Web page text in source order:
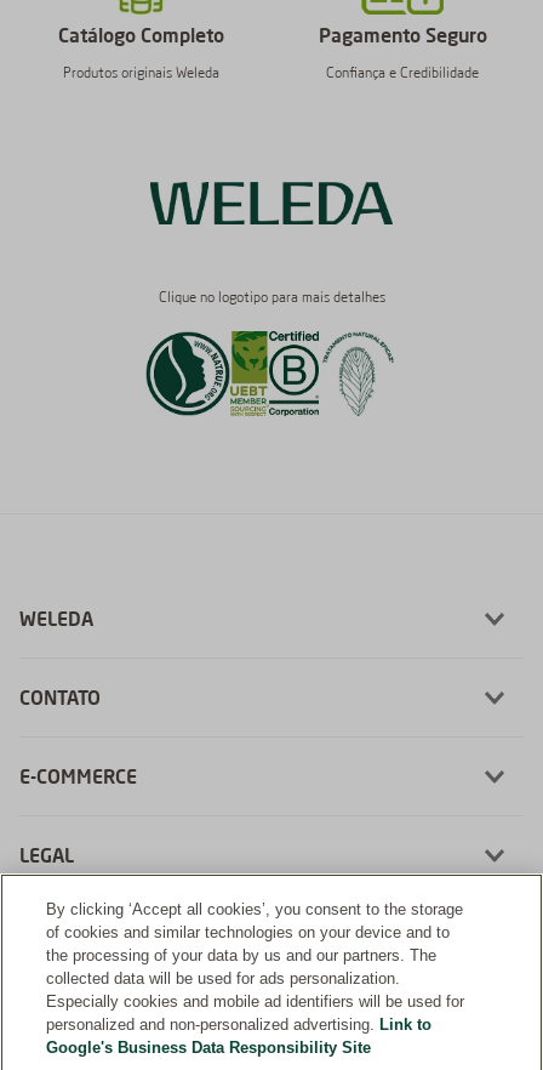
Catálogo Completo
Produtos originais Weleda
Pagamento Seguro
Confiança e Credibilidade
Clique no logotipo para mais detalhes
WELEDA
CONTATO
E-COMMERCE
LEGAL
Desenvolvimento:
By clicking ‘Accept all cookies’, you consent to the storage
of cookies and similar technologies on your device and to
the processing of your data by us and our partners. The
collected data will be used for ads personalization.
Especially cookies and mobile ad identifiers will be used for
personalized and non-personalized advertising. Link to
Google's Business Data Responsibility Site